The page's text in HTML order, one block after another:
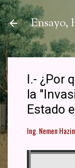
Ensayo,
I.- ¿Por
la
Estado
Ing. Nemen